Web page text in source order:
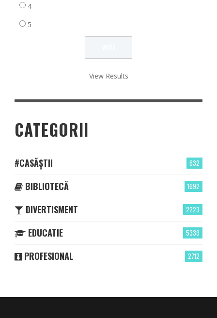
4
5
View Results
CATEGORII
632
#CASĂȘTII
1692
BIBLIOTECĂ
2223
DIVERTISMENT
5339
EDUCATIE
2712
PROFESIONAL